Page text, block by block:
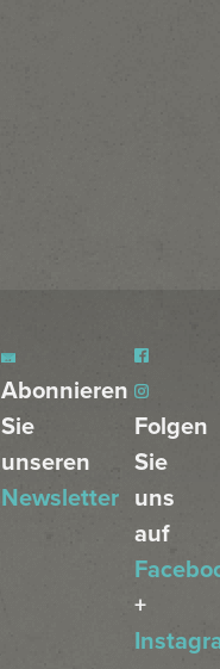
Abonnieren
Sie
unseren
Newsletter
Folgen
Sie
uns
auf
+